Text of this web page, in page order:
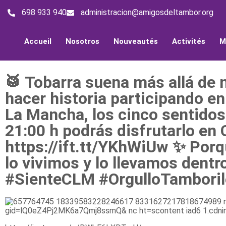
698 933 940 administracion@amigosdeltambor.org
Accueil Nosotros Nouveautés Activités
🥁 Tobarra suena más allá
hacer historia participando
La Mancha, los cinco
21:00 h podrás disfrutarlo en
https://ift.tt/YKhWiUw ✨
lo vivimos y lo llevamos
#SienteCLM